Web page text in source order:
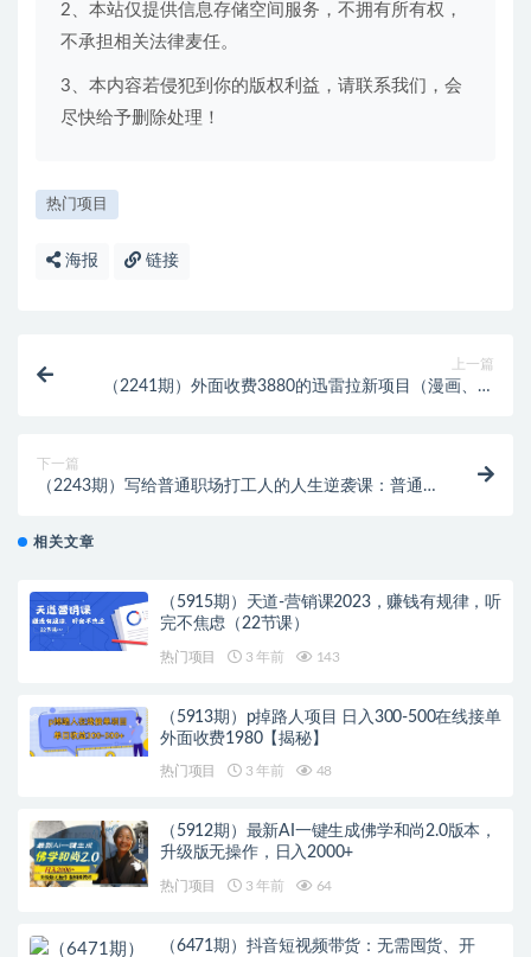
2、本站仅提供信息存储空间服务，不拥有所有权，
不承担相关法律麦任。
3、本内容若侵犯到你的版权利益，请联系我们，会
尽快给予删除处理！
热门项目
海报 链接
上一篇
（2241期）外面收费3880的迅雷拉新项目（漫画、小
下一篇
（2243期）写给普通职场打工人的人生逆袭课：普通人
相关文章
（5915期）天道-营销课2023，赚钱有规律，听
完不焦虑（22节课）
热门项目 3 年前 143
（5913期）p掉路人项目 日入300-500在线接单
外面收费1980【揭秘】
热门项目 3 年前 48
（5912期）最新AI一键生成佛学和尚2.0版本，
升级版无操作，日入2000+
热门项目 3 年前 64
（6471期）抖音短视频带货：无需囤货、开